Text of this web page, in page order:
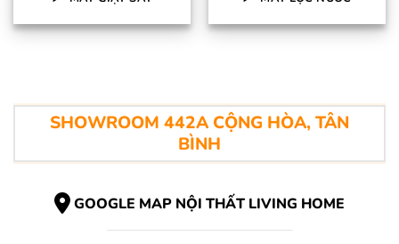
SHOWROOM 442A CỘNG HÒA, TÂN
BÌNH
GOOGLE MAP NỘI THẤT LIVING HOME